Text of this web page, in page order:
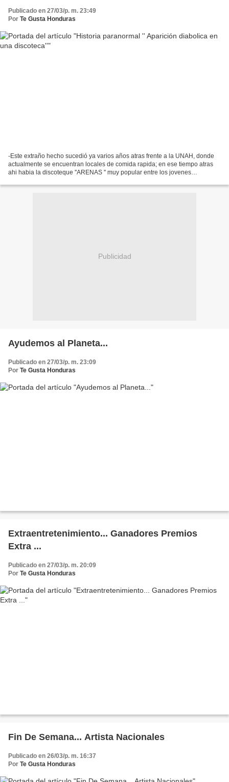
Publicado en 27/03/p. m. 23:49
Por Te Gusta Honduras
-Este extraño hecho sucedió ya varios años atras frente a la UNAH, donde
actualmente se encuentran locales de comida rapida; en ese tiempo atras
ahi habia la discoteque ''ARENAS '' muy popular entre los jovenes
Publicidad
Ayudemos al Planeta...
Publicado en 27/03/p. m. 23:09
Por Te Gusta Honduras
Extraentretenimiento... Ganadores Premios
Extra ...
Publicado en 27/03/p. m. 20:09
Por Te Gusta Honduras
Fin De Semana... Artista Nacionales
Publicado en 26/03/p. m. 16:37
Por Te Gusta Honduras